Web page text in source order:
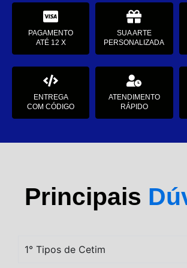
PAGAMENTO
ATÉ 12 X
SUA ARTE
PERSONALIZADA
ENTREGA
COM CÓDIGO
ATENDIMENTO
RÁPIDO
Principais
1° Tipos de Cetim